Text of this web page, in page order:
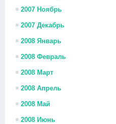
2007 Ноябрь
2007 Декабрь
2008 Январь
2008 Февраль
2008 Март
2008 Апрель
2008 Май
2008 Июнь